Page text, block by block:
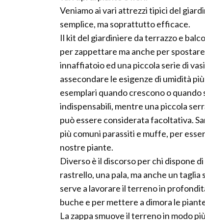
Veniamo ai vari attrezzi tipici del
semplice, ma soprattutto efficace.
Il kit del giardiniere da terrazzo e
per zappettare ma anche per
innaffiatoio ed una piccola serie di
assecondare le esigenze di umidità
esemplari quando crescono o
indispensabili, mentre una piccola
può essere considerata facoltativa.
più comuni parassiti e muffe, per
nostre piante.
Diverso è il discorso per chi dispone
rastrello, una pala, ma anche un
serve a lavorare il terreno in
buche e per mettere a dimora le
La zappa smuove il terreno in modo